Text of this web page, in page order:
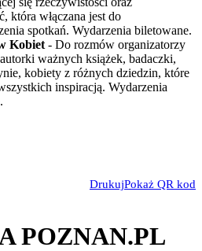
która włączana jest do
spotkań. Wydarzenia biletowane.
Kobiet - Do rozmów organizatorzy
ważnych książek, badaczki,
kobiety z różnych dziedzin, które
inspiracją. Wydarzenia
DrukujPokaż QR kod
POZNAN.PL